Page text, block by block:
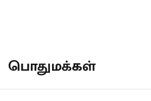
பொதுமக்கள்